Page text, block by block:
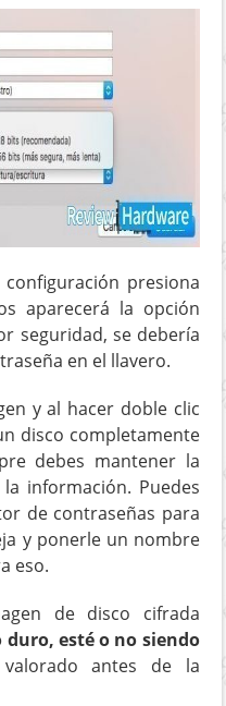
presiona
aparecerá la opción
seguridad, se debería
en el llavero.
y al hacer doble clic
disco completamente
debes mantener la
información. Puedes
de contraseñas para
y ponerle un nombre
eso.
de disco cifrada
duro, esté o no siendo
antes de la